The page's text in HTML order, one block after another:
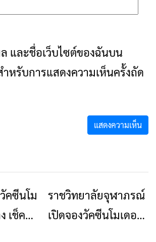
และชื่อเว็บไซต์ของฉันบน
ำหรับการแสดงความเห็นครั้งถัด
ข่าวเชียงราย
คซีนโม
เช็ค
ข่าวเชียงราย
ราชวิทยาลัยจุฬาภรณ์
เปิดจองวัคซีนโมเดอร์